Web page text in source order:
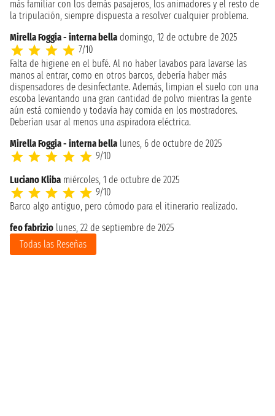
más familiar con los demás pasajeros, los animadores y el resto de
la tripulación, siempre dispuesta a resolver cualquier problema.
Mirella Foggia - interna bella domingo, 12 de octubre de 2025
7/10
Falta de higiene en el bufé. Al no haber lavabos para lavarse las
manos al entrar, como en otros barcos, debería haber más
dispensadores de desinfectante. Además, limpian el suelo con una
escoba levantando una gran cantidad de polvo mientras la gente
aún está comiendo y todavía hay comida en los mostradores.
Deberían usar al menos una aspiradora eléctrica.
Mirella Foggia - interna bella lunes, 6 de octubre de 2025
9/10
Luciano Kliba miércoles, 1 de octubre de 2025
9/10
Barco algo antiguo, pero cómodo para el itinerario realizado.
feo fabrizio lunes, 22 de septiembre de 2025
Todas las Reseñas